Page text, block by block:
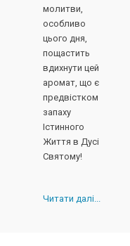
Читати далі...
молитви,
особливо
цього дня,
пощастить
вдихнути цей
аромат, що є
предвістком
запаху
Істинного
Життя в Дусі
Святому!